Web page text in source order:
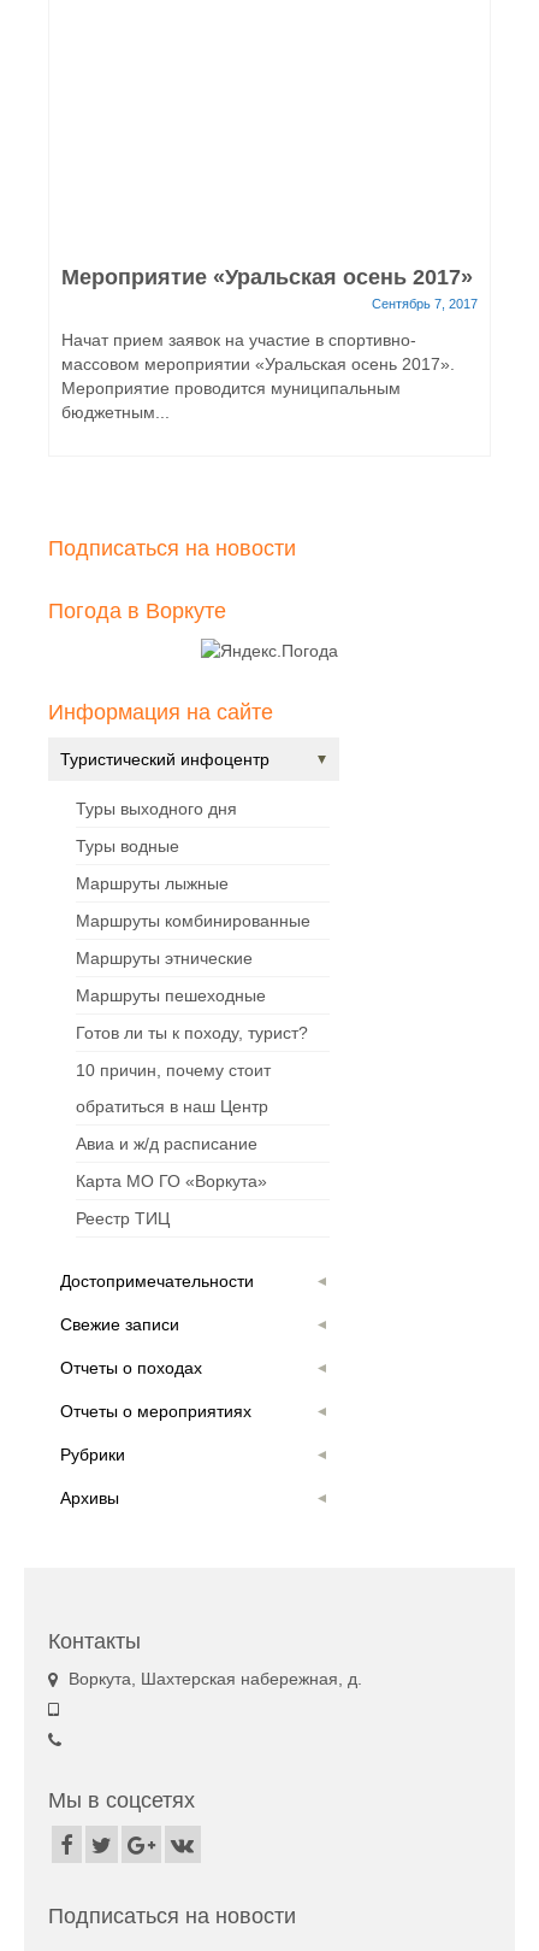
Мероприятие «Уральская осень 2017»
Сентябрь 7, 2017
Начат прием заявок на участие в спортивно-
массовом мероприятии «Уральская осень 2017».
Мероприятие проводится муниципальным
бюджетным...
Подписаться на новости
Погода в Воркуте
Информация на сайте
Туристический инфоцентр
Туры выходного дня
Туры водные
Маршруты лыжные
Маршруты комбинированные
Маршруты этнические
Маршруты пешеходные
Готов ли ты к походу, турист?
10 причин, почему стоит
обратиться в наш Центр
Авиа и ж/д расписание
Карта МО ГО «Воркута»
Реестр ТИЦ
Достопримечательности
Свежие записи
Отчеты о походах
Отчеты о мероприятиях
Рубрики
Архивы
Контакты
Воркута, Шахтерская набережная, д.
Мы в соцсетях
Подписаться на новости